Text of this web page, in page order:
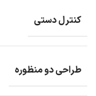
باتری
فراهم نماید.
باتری لیتیوم-یونی داخلی ۳۳.۶ وات‌ساعت و طراحی ولتاژ پایین ۱۲ ولت تضمین می‌کند که حتی در هنگام قطع برق غیرمنتظره نیز می‌توانید از نسیم خنک لذت ببرید.
عمر باتری پنکه شارژی Fan 2 Pro تا ۱۸ ساعت در حالت سرعت پایین و ۲.۷ ساعت در حالت سرعت بالا متغیر است.
چراغ نارنجی
کنترل دستی
طراحی دو منظوره